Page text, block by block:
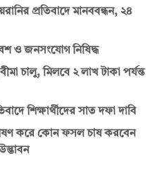
প্রতিবাদে মানববন্ধন, ২৪
ও জনসংযোগ নিষিদ্ধ
চালু, মিলবে ২ লাখ টাকা পর্যন্ত
শিক্ষার্থীদের সাত দফা দাবি
করে কোন ফসল চাষ করবেন